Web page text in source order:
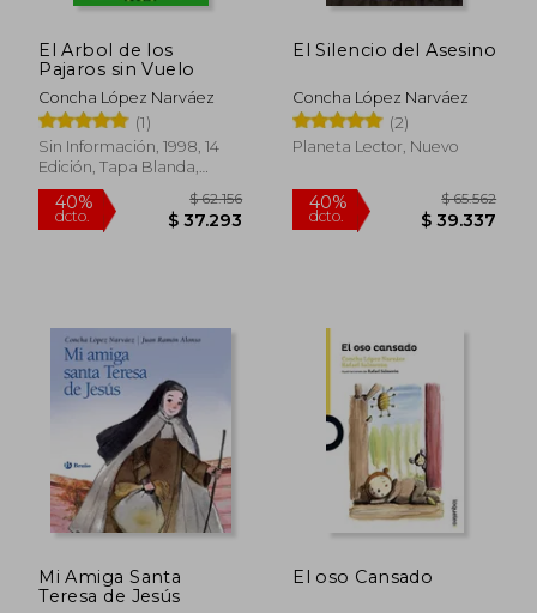
50%
dcto.
$ 87.331
$ 43.666
14%
dcto.
$
$
El Arbol de los
Pajaros sin Vuelo
Concha López Narváez
(1)
Sin Información, 1998, 14
Edición, Tapa Blanda,
Nuevo
El Silencio del Asesino
Concha López Narváez
(2)
Planeta Lector, Nuevo
Mi Amiga Santa
Teresa de Jesús
El oso Cansado